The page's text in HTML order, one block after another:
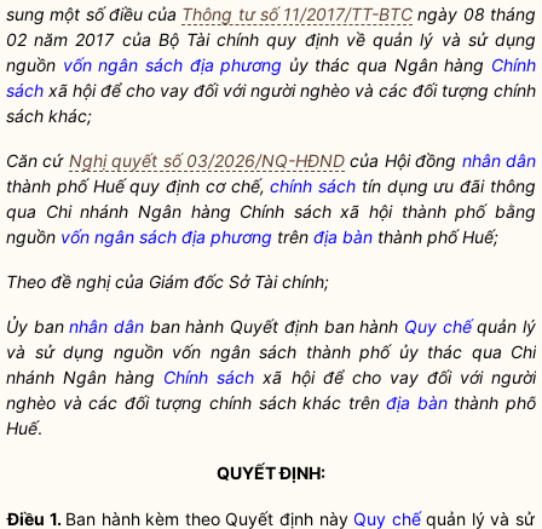
sung một số điều của Thông tư số 11/2017/TT-BTC ngày 08 tháng
02 năm 2017 của Bộ Tài chính quy định về quản lý và sử dụng
nguồn vốn ngân sách địa phương ủy thác qua Ngân hàng Chính
sách xã hội để cho vay đối với người nghèo và các đối tượng chính
sách khác;
Căn cứ Nghị quyết số 03/2026/NQ-HĐND của Hội đồng nhân dân
thành phố Huế quy định cơ chế,chính sách tín dụng ưu đãi thông
qua Chi nhánh Ngân hàng Chính sáchxã hội thành phố bằng
nguồn vốn ngân sách địa phương trên địa bàn thành phố Huế;
Theo đề nghị của Giám đốc Sở Tài chính;
Ủy bannhân dân ban hành Quyết định ban hành Quy chếquản lý
và sử dụng nguồn vốn ngân sách thành phố ủy thác qua Chi
nhánh Ngân hàng Chính sách xã hội để cho vay đối với người
nghèo và các đối tượng chính sáchkhác trênđịa bànthành phố
Huế.
QUYẾT ĐỊNH:
Điều 1. Ban hành kèm theo Quyết định nàyQuy chếquản lý và sử